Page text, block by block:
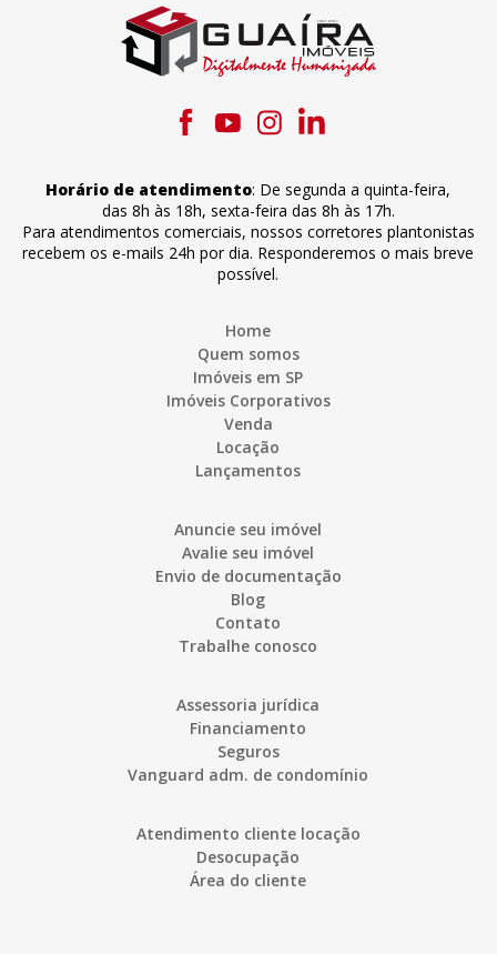
Horário de atendimento: De segunda a quinta-feira,
das 8h às 18h, sexta-feira das 8h às 17h.
Para atendimentos comerciais, nossos corretores plantonistas
recebem os e-mails 24h por dia. Responderemos o mais breve
possível.
Home
Quem somos
Imóveis em SP
Imóveis Corporativos
Venda
Locação
Lançamentos
Anuncie seu imóvel
Avalie seu imóvel
Envio de documentação
Blog
Contato
Trabalhe conosco
Assessoria jurídica
Financiamento
Seguros
Vanguard adm. de condomínio
Atendimento cliente locação
Desocupação
Área do cliente